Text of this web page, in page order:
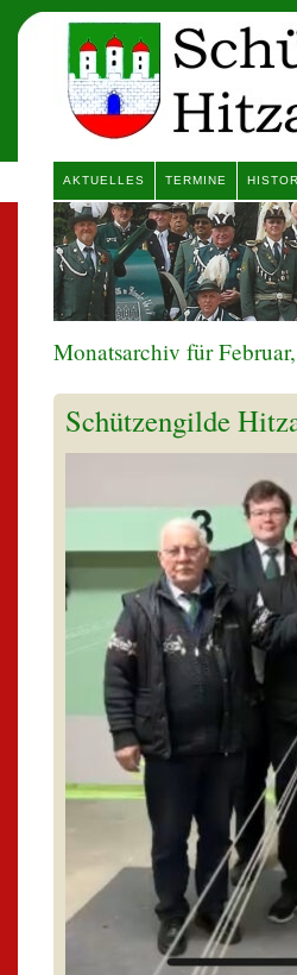
AKTUELLES TERMINE
Monatsarchiv für
Schützengilde